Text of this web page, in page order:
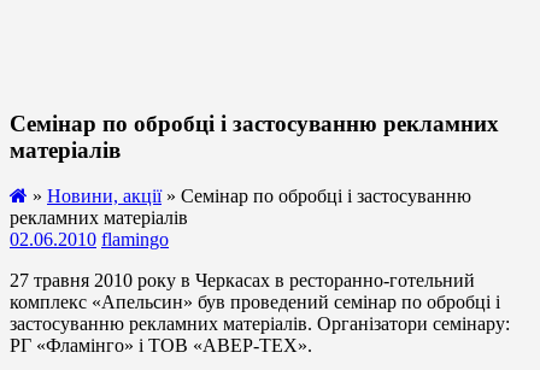
Семінар по обробці і застосуванню рекламних
матеріалів
» Новини, акції» Семінар по обробці і застосуванню
рекламних матеріалів
02.06.2010 flamingo
27 травня 2010 року в Черкасах в ресторанно-готельний
комплекс «Апельсин» був проведений семінар по обробці і
застосуванню рекламних матеріалів. Організатори семінару:
РГ «Фламінго» і ТОВ «АВЕР-ТЕХ».